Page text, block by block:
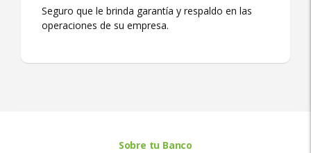
Seguro que le brinda garantía y respaldo en las
operaciones de su empresa.
Sobre tu Banco